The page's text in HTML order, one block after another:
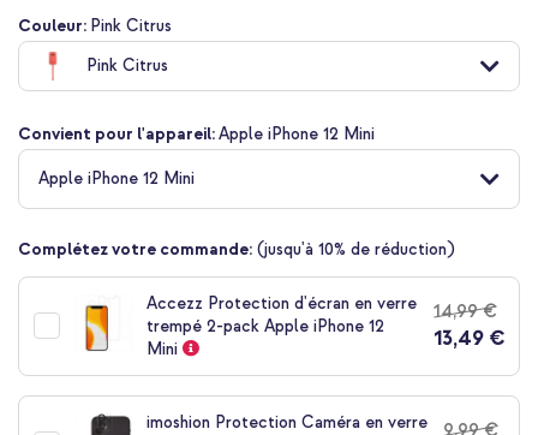
Passer
au
début
de
Galerie
d’images
Couleur: Pink Citrus
Pink Citrus
Convient pour l'appareil:Apple iPhone 12 Mini
Apple iPhone 12 Mini
Complétez votre commande: (jusqu'à 10% de réduction)
Accezz Protection d'écran en verre
trempé 2-pack Apple iPhone 12
Mini
14,99 €
13,49 €
imoshion Protection Caméra en verre